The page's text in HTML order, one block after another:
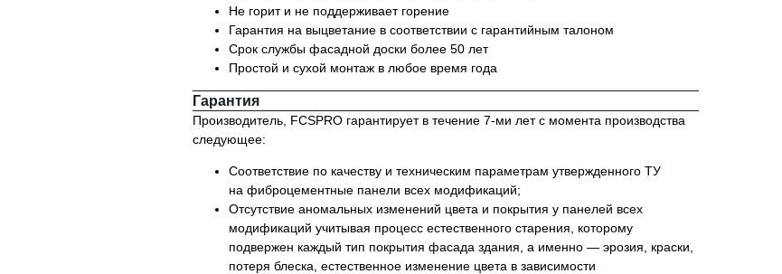
Не горит и не поддерживает горение
Гарантия на выцветание в соответствии с гарантийным талоном
Срок службы фасадной доски более 50 лет
Простой и сухой монтаж в любое время года
Гарантия
Производитель, FCSPRO гарантирует в течение 7-ми лет с момента производства
следующее:
Соответствие по качеству и техническим параметрам утвержденного ТУ
на фиброцементные панели всех модификаций;
Отсутствие аномальных изменений цвета и покрытия у панелей всех
модификаций учитывая процесс естественного старения, которому
подвержен каждый тип покрытия фасада здания, а именно — эрозия, краски,
потеря блеска, естественное изменение цвета в зависимости